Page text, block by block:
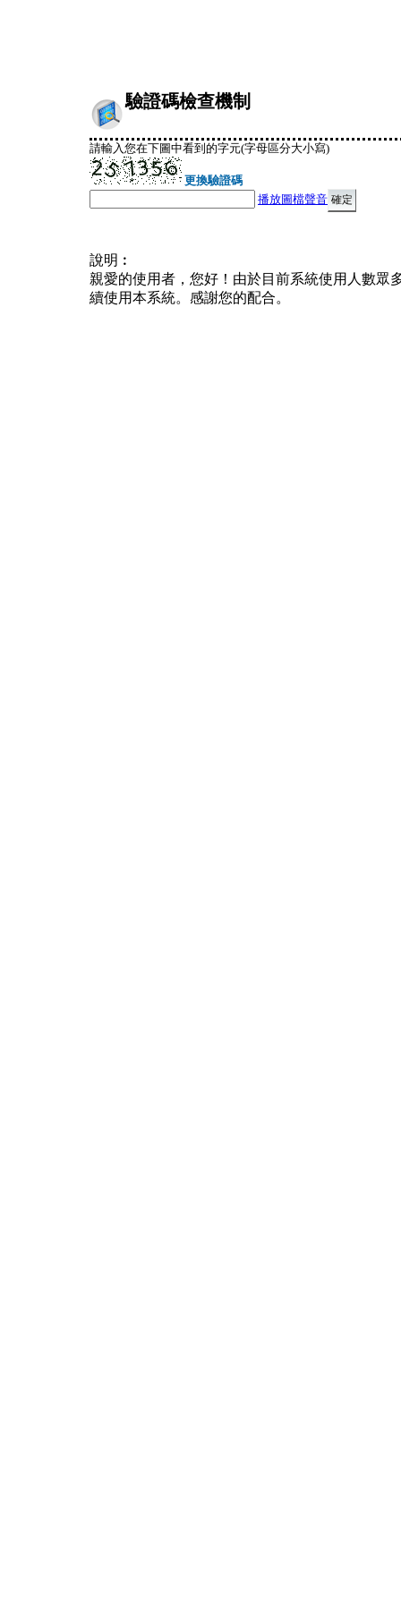
驗證碼檢查機制
請輸入您在下圖中看到的字元(字母區分大小寫)
更換驗證碼
播放圖檔聲音
說明︰
親愛的使用者，您好！由於目前系統使用人數眾
續使用本系統。感謝您的配合。